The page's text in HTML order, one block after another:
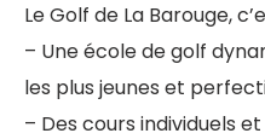
Le Golf de La Barouge,
– Une école de golf
les plus jeunes et
– Des cours individuels